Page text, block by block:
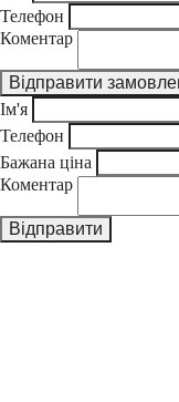
Телефон
Коментар
Ім'я
Телефон
Бажана ціна
Коментар